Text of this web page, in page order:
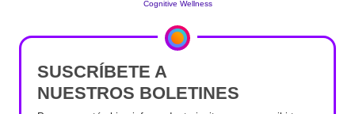
SUSCRÍBETE A
NUESTROS BOLETINES